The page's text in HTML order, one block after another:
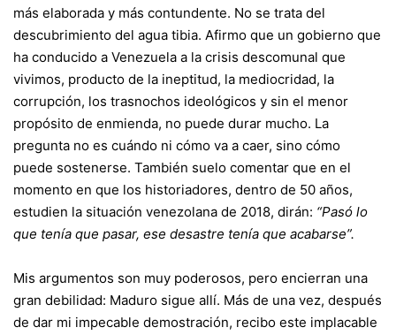
más elaborada y más contundente. No se trata del
descubrimiento del agua tibia. Afirmo que un gobierno que
ha conducido a Venezuela a la crisis descomunal que
vivimos, producto de la ineptitud, la mediocridad, la
corrupción, los trasnochos ideológicos y sin el menor
propósito de enmienda, no puede durar mucho. La
pregunta no es cuándo ni cómo va a caer, sino cómo
puede sostenerse. También suelo comentar que en el
momento en que los historiadores, dentro de 50 años,
estudien la situación venezolana de 2018, dirán: “Pasó lo
que tenía que pasar, ese desastre tenía que acabarse”.
Mis argumentos son muy poderosos, pero encierran una
gran debilidad: Maduro sigue allí. Más de una vez, después
de dar mi impecable demostración, recibo este implacable